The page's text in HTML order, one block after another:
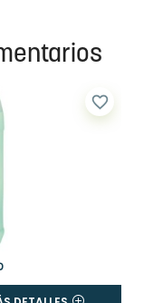
favorite_border